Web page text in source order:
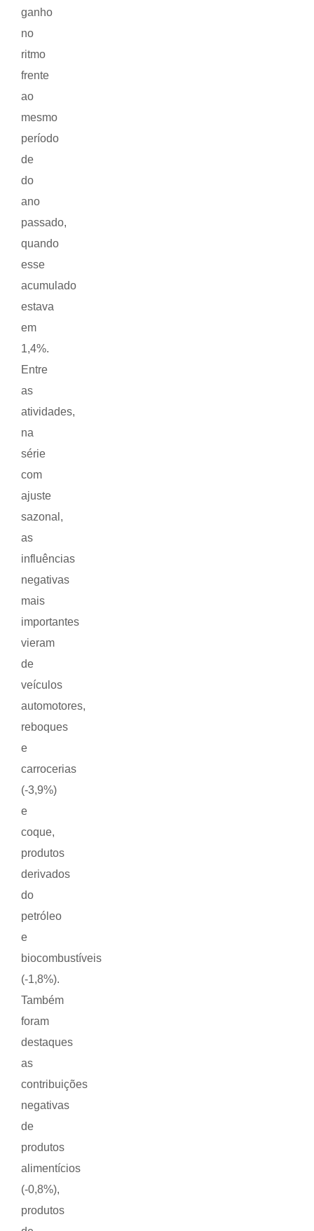
ganho
no
ritmo
frente
ao
mesmo
período
de
do
ano
passado,
quando
esse
acumulado
estava
em
1,4%.
Entre
as
atividades,
na
série
com
ajuste
sazonal,
as
influências
negativas
mais
importantes
vieram
de
veículos
automotores,
reboques
e
carrocerias
(-3,9%)
e
coque,
produtos
derivados
do
petróleo
e
biocombustíveis
(-1,8%).
Também
foram
destaques
as
contribuições
negativas
de
produtos
alimentícios
(-0,8%),
produtos